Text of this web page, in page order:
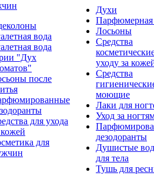
вода
вода
"Дух
после
для ухода
кожей
для
Духи
Парфюмерная
Лосьоны
Средства
уходу за
Средства
моющие
Лаки для
Уход за
дезодоранты
Душистые
для тела
Тушь для